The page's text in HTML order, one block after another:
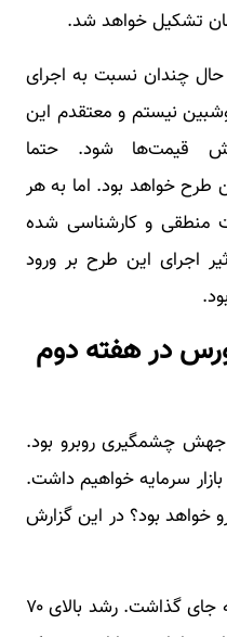
تشکیل خواهد شد.
چندان نسبت به اجرای
نیستم و معتقدم این
قیمت‌ها شود. حتما
طرح خواهد بود. اما به هر
منطقی و کارشناسی شده
اجرای این طرح بر ورود
در هفته دوم
چشمگیری روبرو بود.
سرمایه خواهیم داشت.
خواهد بود؟ در این گزارش
بورس آخر هفته رویایی از خود به جای گذاشت. رشد بالای ۷۰